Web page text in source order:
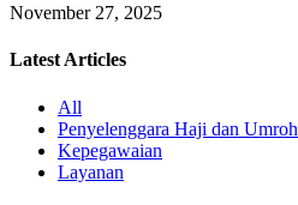
November 27, 2025
Latest Articles
All
Penyelenggara Haji dan Umroh
Kepegawaian
Layanan